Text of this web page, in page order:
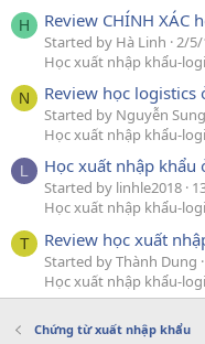
H Review CHÍNH XÁC
Started by Hà Linh 2/5/
Học xuất nhập khẩu-
N Review học logistics
Started by Nguyễn Sung
Học xuất nhập khẩu-
L Học xuất nhập khẩu
Started by linhle2018
Học xuất nhập khẩu-
T Review học xuất
Started by Thành Dung
Học xuất nhập khẩu-
Chứng từ xuất nhập khẩu